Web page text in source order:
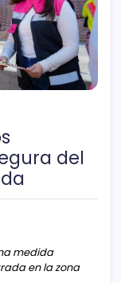
del
medida
en la zona